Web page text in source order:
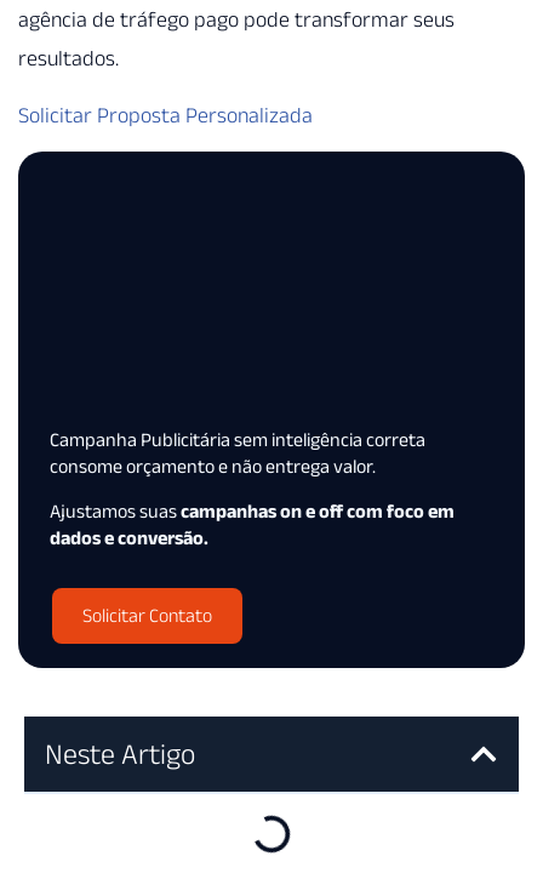
agência de tráfego pago pode transformar seus
resultados.
Solicitar Proposta Personalizada
Campanha Publicitária sem inteligência correta
consome orçamento e não entrega valor.
Ajustamos suascampanhas on e off com foco em
dados e conversão.
Solicitar Contato
Neste Artigo